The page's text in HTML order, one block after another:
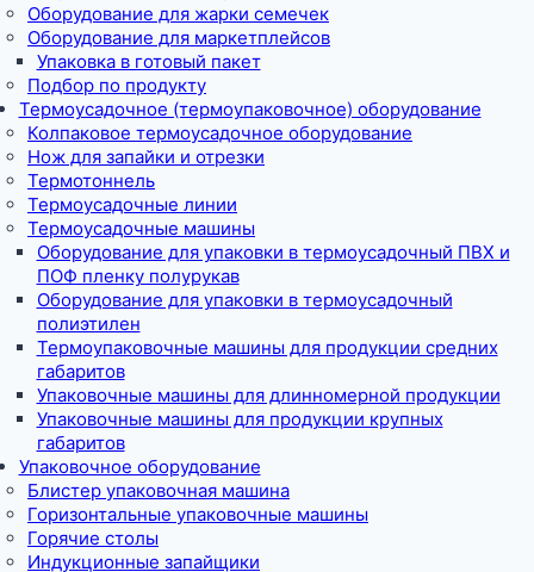
Оборудование для жарки семечек
Оборудование для маркетплейсов
Упаковка в готовый пакет
Подбор по продукту
Термоусадочное (термоупаковочное) оборудование
Колпаковое термоусадочное оборудование
Нож для запайки и отрезки
Термотоннель
Термоусадочные линии
Термоусадочные машины
Оборудование для упаковки в термоусадочный ПВХ и
ПОФ пленку полурукав
Оборудование для упаковки в термоусадочный
полиэтилен
Термоупаковочные машины для продукции средних
габаритов
Упаковочные машины для длинномерной продукции
Упаковочные машины для продукции крупных
габаритов
Упаковочное оборудование
Блистер упаковочная машина
Горизонтальные упаковочные машины
Горячие столы
Индукционные запайщики